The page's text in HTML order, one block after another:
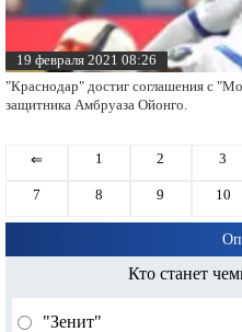
19 февраля 2021 08:26
"Краснодар" достиг соглашения с
защитника Амбруаза Ойонго.
⇐ 1 2 3
7 8 9 10
Кто станет
"Зенит"